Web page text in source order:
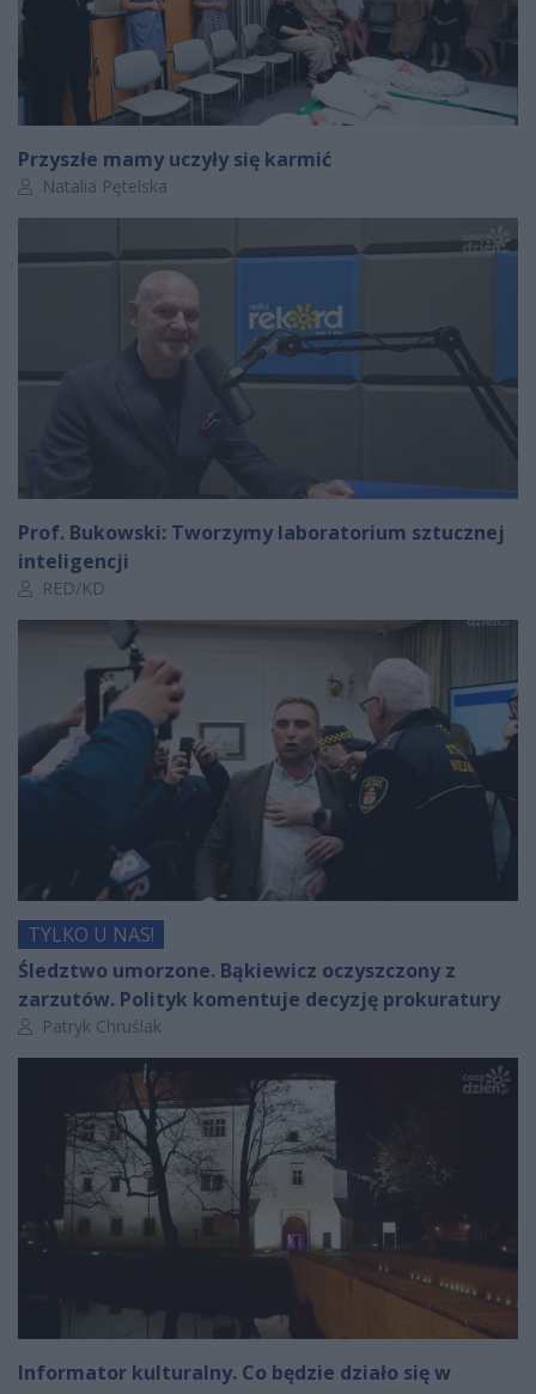
Przyszłe mamy uczyły się karmić
Autor artykułu:
Natalia Pętelska
Prof. Bukowski: Tworzymy laboratorium sztucznej
inteligencji
Autor artykułu:
RED/KD
TYLKO U NAS!
Śledztwo umorzone. Bąkiewicz oczyszczony z
zarzutów. Polityk komentuje decyzję prokuratury
Autor artykułu:
Patryk Chruślak
Informator kulturalny. Co będzie działo się w